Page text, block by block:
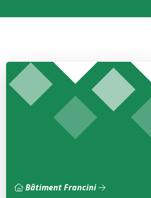
Bâtiment Francini